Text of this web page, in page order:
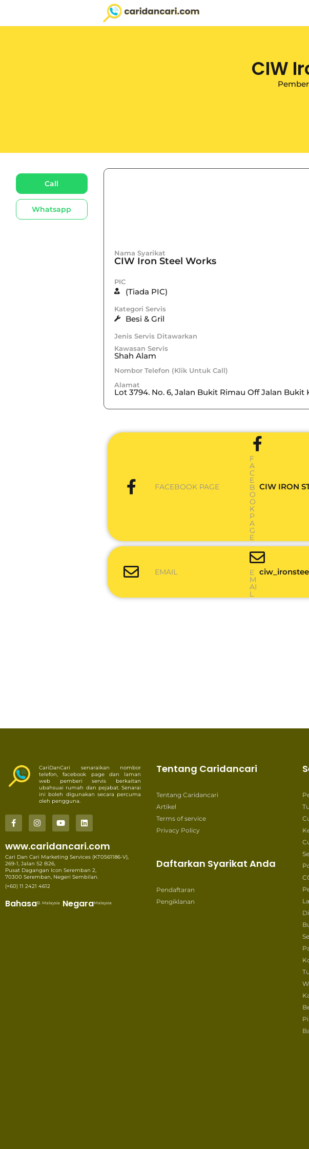
CIW
Call
Whatsapp
Nama Syarikat
CIW Iron Steel Works
PIC
(Tiada PIC)
Kategori Servis
Besi & Gril
Jenis Servis Ditawarkan
Kawasan Servis
Shah Alam
Nombor Telefon (Klik Untuk Call)
Alamat
Lot 3794. No. 6, Jalan Bukit Rimau Off Jalan
FACEBOOK PAGE
F
A
C
E
B
O
O
K
P
A
G
E
CIW IRON
EMAIL E
M
AI
L
CariDanCari senaraikan nombor
telefon, facebook page dan laman
web pemberi servis berkaitan
ubahsuai rumah dan pejabat. Senarai
ini boleh digunakan secara percuma
oleh pengguna.
www.caridancari.com
Cari Dan Cari Marketing Services (KT0561186-V),
269-1, Jalan S2 B26,
Pusat Dagangan Icon Seremban 2,
70300 Seremban, Negeri Sembilan.
(+60) 11 2421 4612
BahasaB. Malaysia NegaraMalaysia
Tentang Caridancari
Tentang Caridancari
Artikel
Terms of service
Privacy Policy
Daftarkan Syarikat Anda
Pendaftaran
Pengiklanan